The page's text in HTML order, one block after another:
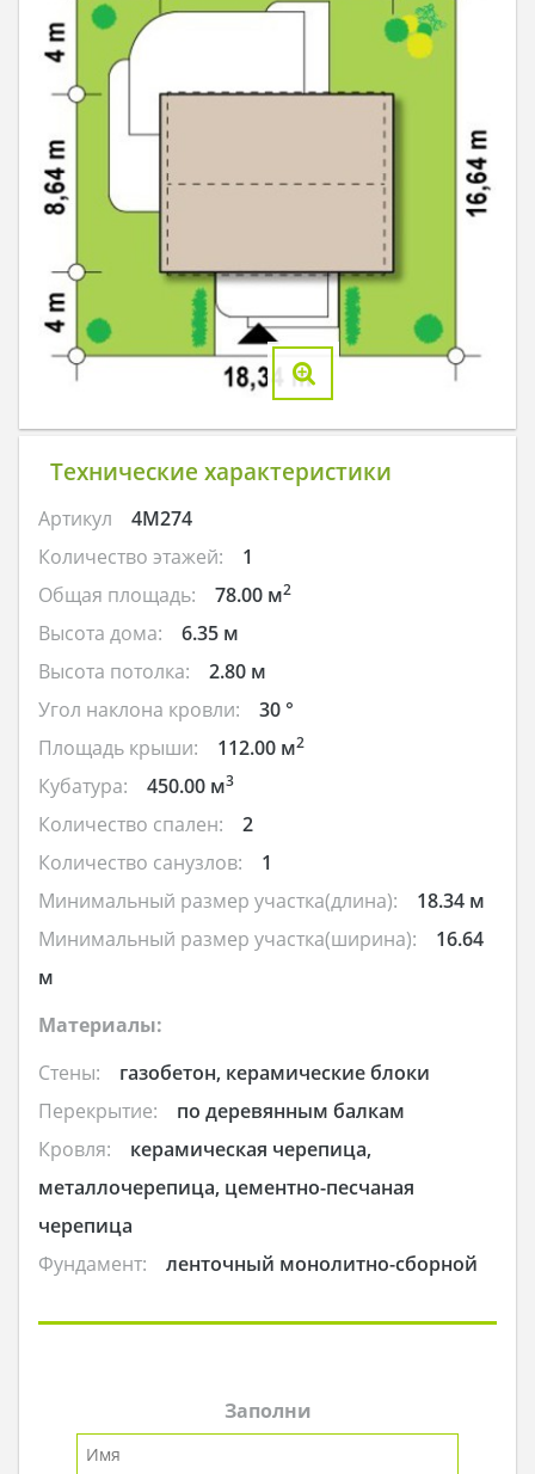
Технические характеристики
Артикул
4M274
Количество этажей:
1
Общая площадь:
78.00 м2
Высота дома:
6.35 м
Высота потолка:
2.80 м
Угол наклона кровли:
30 °
Площадь крыши:
112.00 м2
Кубатура: 450.00 м3
Количество спален:
2
Количество санузлов:
1
Минимальный размер участка(длина):
18.34 м
Минимальный размер участка(ширина):
16.64
м
Материалы:
Стены:
газобетон, керамические блоки
Перекрытие:
по деревянным балкам
Кровля:
керамическая черепица,
металлочерепица, цементно-песчаная
черепица
Фундамент:
ленточный монолитно-сборной
Заполни